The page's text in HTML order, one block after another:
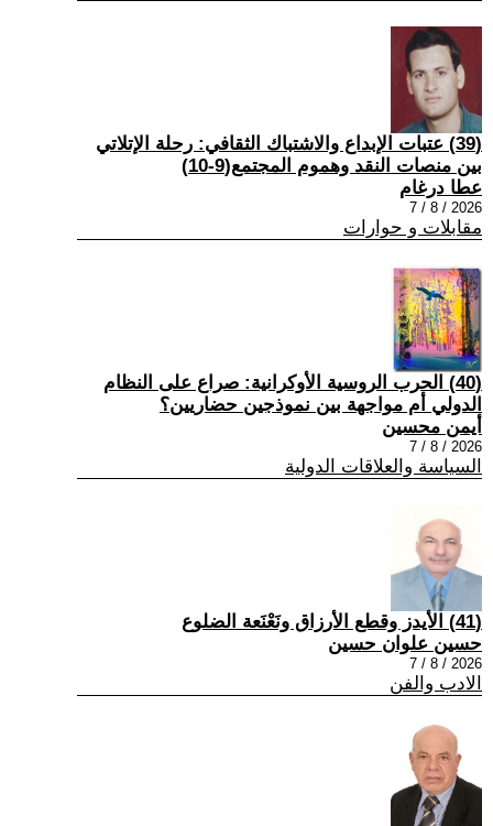
(39) عتبات الإبداع والاشتباك الثقافي: رحلة الإتلاتي
بين منصات النقد وهموم المجتمع(9-10)
عطا درغام
2026 / 8 / 7
مقابلات و حوارات
(40) الحرب الروسية الأوكرانية: صراع على النظام
الدولي أم مواجهة بين نموذجين حضاريين؟
أيمن محسين
2026 / 8 / 7
السياسة والعلاقات الدولية
(41) الأيدز وقطع الأرزاق ونَعْنَعة الضلوع
حسين علوان حسين
2026 / 8 / 7
الادب والفن